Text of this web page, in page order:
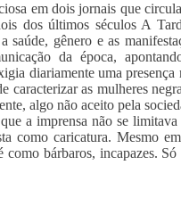
em dois jornais que
dos últimos séculos A
saúde, gênero e as
da época,
diariamente uma
caracterizar as mulheres
algo não aceito pela
a imprensa não se
como caricatura. Mesmo
como bárbaros, incapazes.